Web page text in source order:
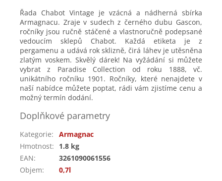
Řada Chabot Vintage je vzácná a nádherná sbírka
Armagnacu. Zraje v sudech z černého dubu Gascon,
ročníky jsou ručně stáčené a vlastnoručně podepsané
vedoucím sklepů Chabot. Každá etiketa je z
pergamenu a udává rok sklizně, čirá láhev je utěsněna
zlatým voskem. Skvělý dárek! Na vyžádání si můžete
vybrat z Paradise Collection od roku 1888, vč.
unikátního ročníku 1901. Ročníky, které nenajdete v
naší nabídce můžete poptat, rádi vám zjistíme cenu a
možný termín dodání.
Doplňkové parametry
Kategorie:
Armagnac
Hmotnost:
1.8 kg
EAN:
3261090061556
Objem: 0,7l